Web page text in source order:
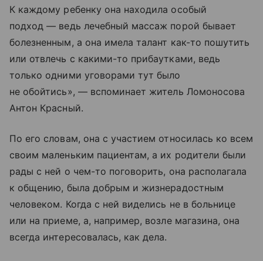
К каждому ребенку она находила особый
подход — ведь лечебный массаж порой бывает
болезненным, а она имела талант как-то пошутить
или отвлечь с какими-то прибаутками, ведь
только одними уговорами тут было
не обойтись», — вспоминает житель Ломоносова
Антон Красный.
По его словам, она с участием относилась ко всем
своим маленьким пациентам, а их родители были
рады с ней о чем-то поговорить, она располагала
к общению, была добрым и жизнерадостным
человеком. Когда с ней виделись не в больнице
или на приеме, а, например, возле магазина, она
всегда интересовалась, как дела.